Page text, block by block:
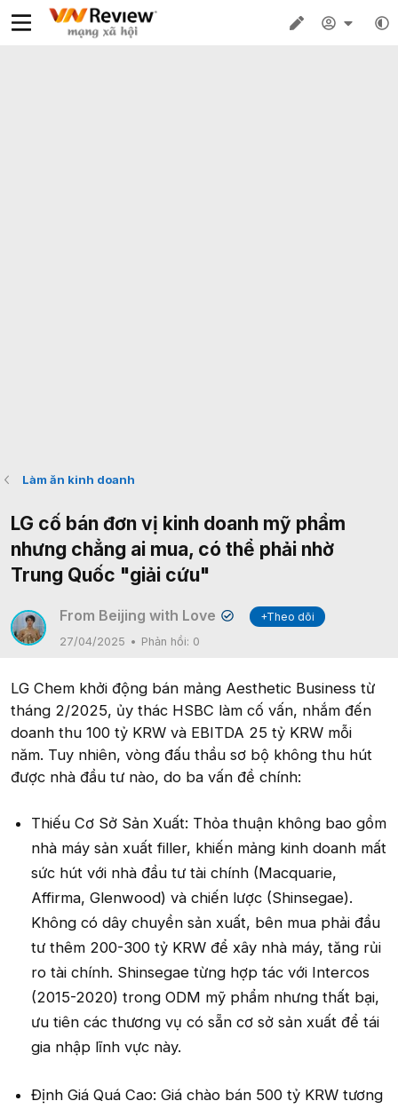
Làm ăn kinh doanh
LG cố bán đơn vị kinh doanh mỹ phẩm
nhưng chẳng ai mua, có thể phải nhờ
Trung Quốc "giải cứu"
From Beijing with Love ✔
+Theo dõi
27/04/2025
Phản hồi: 0
LG Chem khởi động bán mảng Aesthetic Business từ
tháng 2/2025, ủy thác HSBC làm cố vấn, nhắm đến
doanh thu 100 tỷ KRW và EBITDA 25 tỷ KRW mỗi
năm. Tuy nhiên, vòng đấu thầu sơ bộ không thu hút
được nhà đầu tư nào, do ba vấn đề chính:
Thiếu Cơ Sở Sản Xuất: Thỏa thuận không bao gồm
nhà máy sản xuất filler, khiến mảng kinh doanh mất
sức hút với nhà đầu tư tài chính (Macquarie,
Affirma, Glenwood) và chiến lược (Shinsegae).
Không có dây chuyền sản xuất, bên mua phải đầu
tư thêm 200-300 tỷ KRW để xây nhà máy, tăng rủi
ro tài chính. Shinsegae từng hợp tác với Intercos
(2015-2020) trong ODM mỹ phẩm nhưng thất bại,
ưu tiên các thương vụ có sẵn cơ sở sản xuất để tái
gia nhập lĩnh vực này.
Định Giá Quá Cao: Giá chào bán 500 tỷ KRW tương